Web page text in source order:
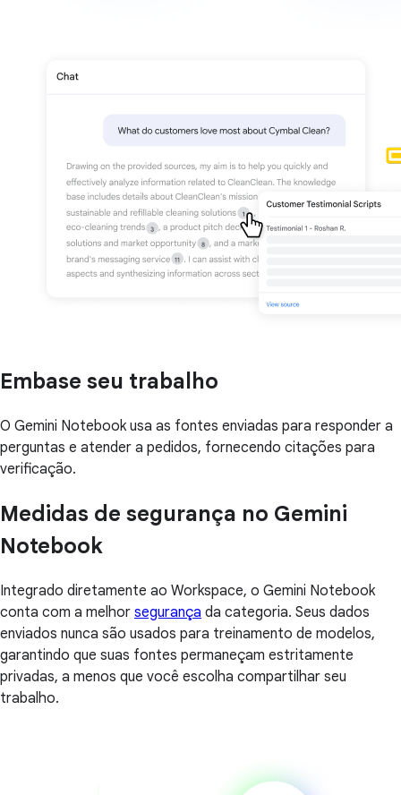
Embase seu trabalho
O Gemini Notebook usa as fontes enviadas para responder a
perguntas e atender a pedidos, fornecendo citações para
verificação.
Medidas de segurança no Gemini
Notebook
Integrado diretamente ao Workspace, o Gemini Notebook
conta com a melhor segurança da categoria. Seus dados
enviados nunca são usados para treinamento de modelos,
garantindo que suas fontes permaneçam estritamente
privadas, a menos que você escolha compartilhar seu
trabalho.